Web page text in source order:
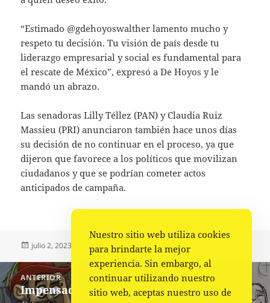
“Estimado @gdehoyoswalther lamento mucho y
respeto tu decisión. Tu visión de país desde tu
liderazgo empresarial y social es fundamental para
el rescate de México”, expresó a De Hoyos y le
mandó un abrazo.
Las senadoras Lilly Téllez (PAN) y Claudia Ruiz
Massieu (PRI) anunciaron también hace unos días
su decisión de no continuar en el proceso, ya que
dijeron que favorece a los políticos que movilizan
ciudadanos y que se podrían cometer actos
anticipados de campaña.
Publicado
julio 2, 2023 Fuente Categorías
Política,Portada
Navegación
de
entradas
ANTERIOR
Entrada
Impensado
Nuestro sitio web utiliza cookies
para brindarte la mejor
experiencia. Sin embargo, al
continuar utilizando nuestro
sitio web, aceptas nuestro uso de